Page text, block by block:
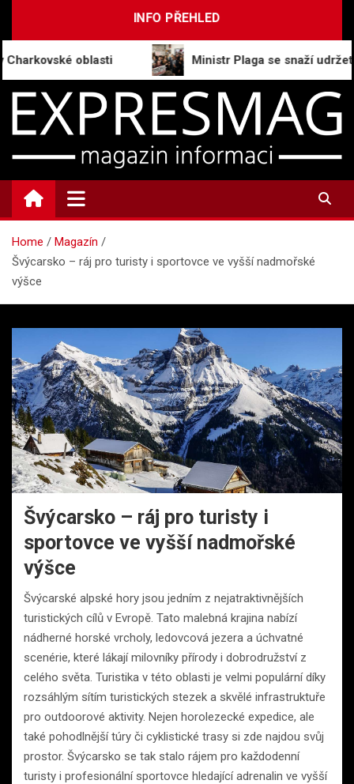
INFO PŘEHLED
oblasti Ministr Plaga se snaží udržet
ExpresMag.cz
Informační magazín
Home
Magazín
Švýcarsko – ráj pro turisty i sportovce ve vyšší nadmořské
výšce
Švýcarsko – ráj pro turisty i
sportovce ve vyšší nadmořské
výšce
Švýcarské alpské hory jsou jedním z nejatraktivnějších
turistických cílů v Evropě. Tato malebná krajina nabízí
nádherné horské vrcholy, ledovcová jezera a úchvatné
scenérie, které lákají milovníky přírody i dobrodružství z
celého světa. Turistika v této oblasti je velmi populární díky
rozsáhlým sítím turistických stezek a skvělé infrastruktuře
pro outdoorové aktivity. Nejen horolezecké expedice, ale
také pohodlnější túry či cyklistické trasy si zde najdou svůj
prostor. Švýcarsko se tak stalo rájem pro každodenní
turisty i profesionální sportovce hledající adrenalin ve vyšší